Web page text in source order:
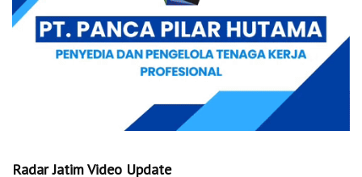
Radar Jatim Video Update